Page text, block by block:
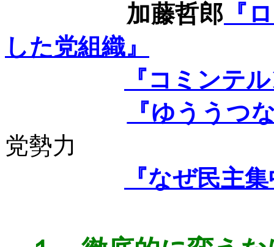
加藤哲郎 『
した党組織』
『コミンテ
『ゆううつ
党勢力
『なぜ民主